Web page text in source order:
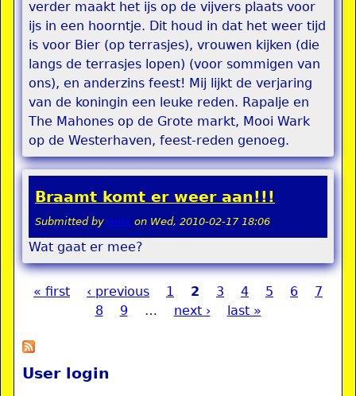
verder maakt het ijs op de vijvers plaats voor
ijs in een hoorntje. Dit houd in dat het weer tijd
is voor Bier (op terrasjes), vrouwen kijken (die
langs de terrasjes lopen) (voor sommigen van
ons), en anderzins feest! Mij lijkt de verjaring
van de koningin een leuke reden. Rapalje en
The Mahones op de Grote markt, Mooi Wark
op de Westerhaven, feest-reden genoeg.
Braamt komt er weer aan!!!
Submitted by remi on Wed, 2010-02-17 18:06
Wat gaat er mee?
« first ‹ previous 1 2 3 4 5 6
7
8
9 … next › last »
User login